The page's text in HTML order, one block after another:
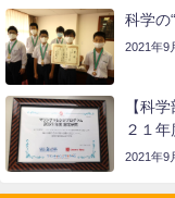
科学の
2021年9
【科
２１
2021年9